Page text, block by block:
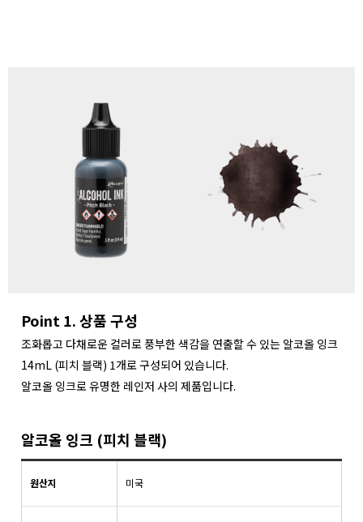
Point 1. 상품 구성
조화롭고 다채로운 컬러로 풍부한 색감을 연출할 수 있는 알코올 잉크
14mL (피치 블랙) 1개로 구성되어 있습니다.
알코올 잉크로 유명한 레인저 사의 제품입니다.
알코올 잉크 (피치 블랙)
원산지 미국